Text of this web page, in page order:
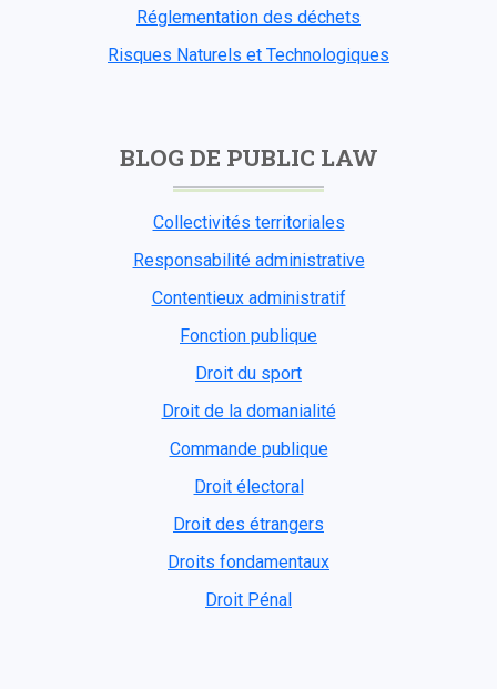
Réglementation des déchets
Risques Naturels et Technologiques
BLOG DE PUBLIC LAW
Collectivités territoriales
Responsabilité administrative
Contentieux administratif
Fonction publique
Droit du sport
Droit de la domanialité
Commande publique
Droit électoral
Droit des étrangers
Droits fondamentaux
Droit Pénal